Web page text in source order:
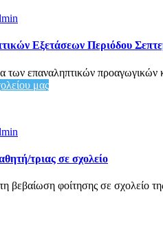
Εξετάσεων Περιόδου
των επαναληπτικών
μας
τριας σε σχολείο
βεβαίωση φοίτησης σε σχολείο